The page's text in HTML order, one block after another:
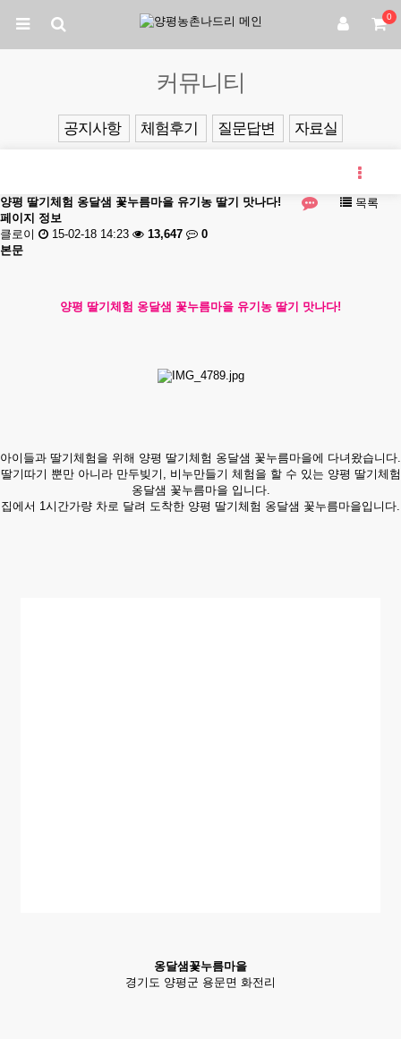
0
커뮤니티
공지사항 체험후기 질문답변 자료실
목록
양평 딸기체험 옹달샘 꽃누름마을 유기농 딸기 맛나다!
페이지 정보
클로이
15-02-18 14:23 13,647
0
본문
양평 딸기체험 옹달샘 꽃누름마을 유기농 딸기 맛나다!
아이들과 딸기체험을 위해 양평 딸기체험 옹달샘 꽃누름마을에 다녀왔습니다.
딸기따기 뿐만 아니라 만두빚기, 비누만들기 체험을 할 수 있는 양평 딸기체험
옹달샘 꽃누름마을 입니다.
집에서 1시간가량 차로 달려 도착한 양평 딸기체험 옹달샘 꽃누름마을​입니다.
옹달샘꽃누름마을
경기도 양평군 용문면 화전리